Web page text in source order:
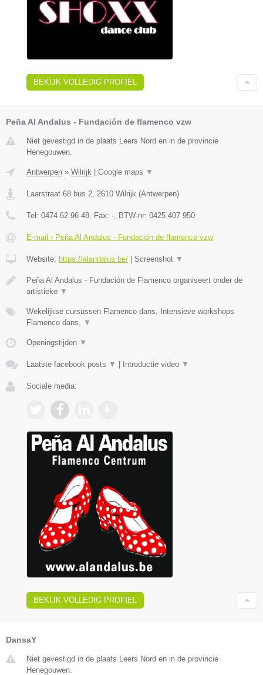
BEKIJK VOLLEDIG PROFIEL
Peña Al Andalus - Fundación de flamenco vzw
Niet gevestigd in de plaats Leers Nord en in de provincie
Henegouwen.
Antwerpen » Wilrijk | Google maps ▼
Laarstraat 68 bus 2 2610 Wilrijk (Antwerpen)
Tel: 0474 62 96 48 , Fax: - , BTW-nr: 0425 407 950
E-mail › Peña Al Andalus - Fundación de flamenco vzw
Website: https://alandalus.be/ | Screenshot ▼
Peña Al Andalus - Fundación de Flamenco organiseert onder de
artistieke ▼
Wekelijkse cursussen Flamenco dans, Intensieve workshops
Flamenco dans,
▼
Openingstijden ▼
Laatste facebook posts ▼ | Introductie video ▼
Sociale media:
BEKIJK VOLLEDIG PROFIEL
DansaY
Niet gevestigd in de plaats Leers Nord en in de provincie
Henegouwen.